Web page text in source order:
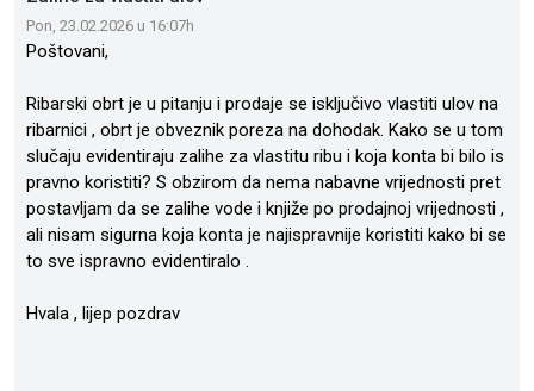
Pon, 23.02.2026 u 16:07h
Poštovani,
Ribarski obrt je u pitanju i prodaje se isključivo vlastiti ulov na
ribarnici , obrt je obveznik poreza na dohodak. Kako se u tom
slučaju evidentiraju zalihe za vlastitu ribu i koja konta bi bilo is
pravno koristiti? S obzirom da nema nabavne vrijednosti pret
postavljam da se zalihe vode i knjiže po prodajnoj vrijednosti ,
ali nisam sigurna koja konta je najispravnije koristiti kako bi se
to sve ispravno evidentiralo .
Hvala , lijep pozdrav